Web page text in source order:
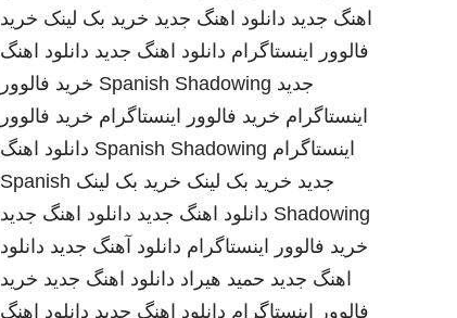
اهنگ جدید دانلود اهنگ جدید خرید بک لینک خرید
فالوور اینستاگرام دانلود اهنگ جدید دانلود اهنگ
جدید Spanish Shadowing خرید فالوور
اینستاگرام خرید فالوور اینستاگرام خرید فالوور
اینستاگرام Spanish Shadowing دانلود اهنگ
جدید خرید بک لینک خرید بک لینک Spanish
Shadowing دانلود اهنگ جدید دانلود اهنگ جدید
خرید فالوور اینستاگرام دانلود آهنگ جدید دانلود
اهنگ جدید حمید هیراد دانلود اهنگ جدید خرید
فالوور اینستاگرام دانلود اهنگ جدید دانلود اهنگ